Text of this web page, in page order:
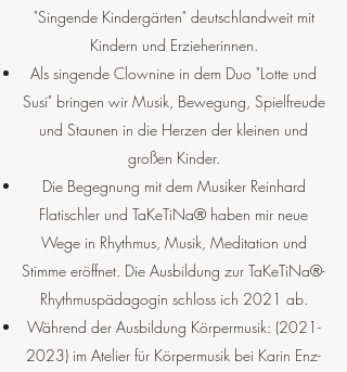
"Singende Kindergärten" deutschlandweit mit
Kindern und Erzieherinnen.
Als singende Clownine in dem Duo "Lotte und
Susi" bringen wir Musik, Bewegung, Spielfreude
und Staunen in die Herzen der kleinen und
großen Kinder.
Die Begegnung mit dem Musiker Reinhard
Flatischler und TaKeTiNa® haben mir neue
Wege in Rhythmus, Musik, Meditation und
Stimme eröffnet. Die Ausbildung zur TaKeTiNa®-
Rhythmuspädagogin schloss ich 2021 ab.
Während der Ausbildung Körpermusik: (2021-
2023) im Atelier für Körpermusik bei Karin Enz-